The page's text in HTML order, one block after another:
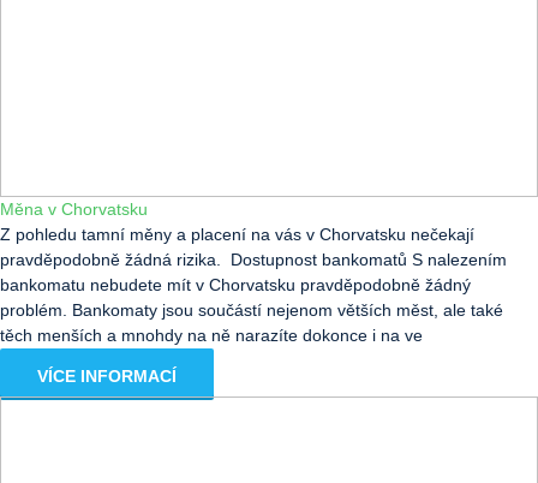
Měna v Chorvatsku
Z pohledu tamní měny a placení na vás v Chorvatsku nečekají
pravděpodobně žádná rizika. Dostupnost bankomatů S nalezením
bankomatu nebudete mít v Chorvatsku pravděpodobně žádný
problém. Bankomaty jsou součástí nejenom větších měst, ale také
těch menších a mnohdy na ně narazíte dokonce i na ve
VÍCE INFORMACÍ